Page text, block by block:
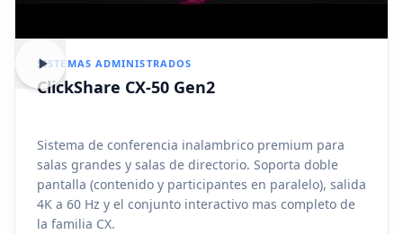
SISTEMAS ADMINISTRADOS
ClickShare CX-50 Gen2
Sistema de conferencia inalambrico premium para
salas grandes y salas de directorio. Soporta doble
pantalla (contenido y participantes en paralelo), salida
4K a 60 Hz y el conjunto interactivo mas completo de
la familia CX.